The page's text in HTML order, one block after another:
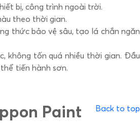
bị, công trình ngoài trời.
theo thời gian.
thức bảo vệ sâu, tạo lá chắn ngăn
không tốn quá nhiều thời gian. Đầu
tiến hành sơn.
Back to top
Paint